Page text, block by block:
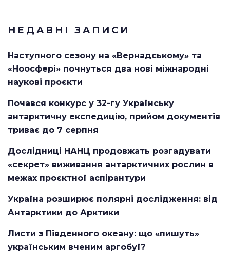
НЕДАВНІ ЗАПИСИ
Наступного сезону на «Вернадському» та
«Ноосфері» почнуться два нові міжнародні
наукові проєкти
Почався конкурс у 32-гу Українську
антарктичну експедицію, прийом документів
триває до 7 серпня
Дослідниці НАНЦ продовжать розгадувати
«секрет» виживання антарктичних рослин в
межах проєктної аспірантури
Україна розширює полярні дослідження: від
Антарктики до Арктики
Листи з Південного океану: що «пишуть»
українським вченим аргобуї?